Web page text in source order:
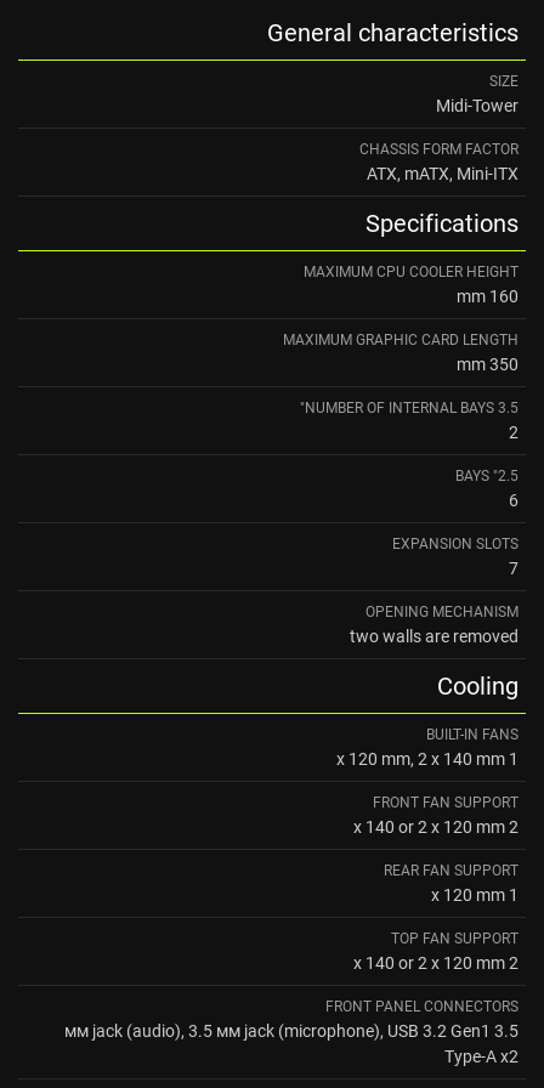
General characteristics
SIZE
Midi-Tower
CHASSIS FORM FACTOR
ATX, mATX, Mini-ITX
Specifications
MAXIMUM CPU COOLER HEIGHT
160 mm
MAXIMUM GRAPHIC CARD LENGTH
350 mm
NUMBER OF INTERNAL BAYS 3.5"
2
2.5" BAYS
6
EXPANSION SLOTS
7
OPENING MECHANISM
two walls are removed
Cooling
BUILT-IN FANS
1 x 120 mm, 2 x 140 mm
FRONT FAN SUPPORT
2 x 140 or 2 x 120 mm
REAR FAN SUPPORT
1 x 120 mm
TOP FAN SUPPORT
2 x 140 or 2 x 120 mm
FRONT PANEL CONNECTORS
3.5 мм jack (audio), 3.5 мм jack (microphone), USB 3.2 Gen1
Type-A x2